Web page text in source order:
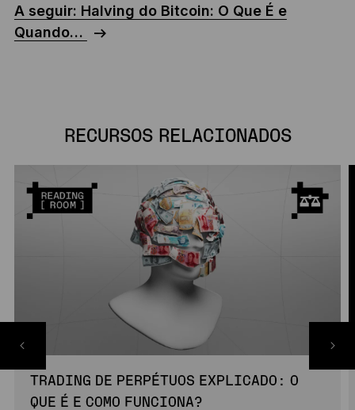
A seguir: Halving do Bitcoin: O Que É e
Quando…
RECURSOS RELACIONADOS
TRADING DE PERPÉTUOS EXPLICADO: O
QUE É E COMO FUNCIONA?